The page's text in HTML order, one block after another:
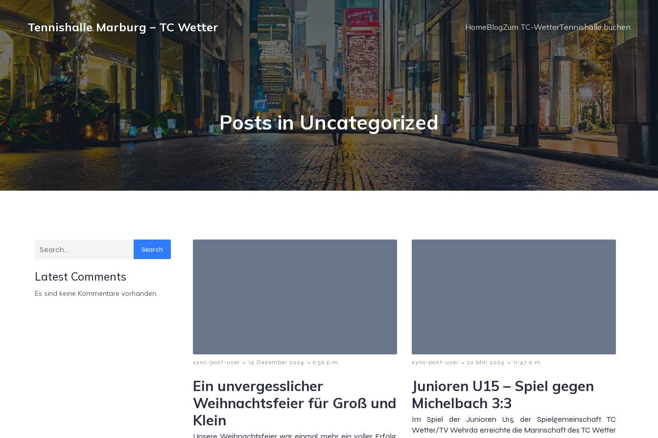
Tennishalle Marburg – TC Wetter HomeBlogZum TC-WetterTennishalle buchen
Posts in Uncategorized
Search
Latest Comments
Es sind keine Kommentare vorhanden.
sync-post-user - 14 Dezember 2024 - 6:56 p.m.
Ein unvergesslicher
Weihnachtsfeier für Groß und
Klein
Unsere Weihnachtsfeier war einmal mehr ein voller Erfolg.
sync-post-user - 22 Mai 2024 - 11:47 a.m.
Junioren U15 – Spiel gegen
Michelbach 3:3
Im Spiel der Junioren U15 der Spielgemeinschaft TC
Wetter/TV Wehrda erreichte die Mannschaft des TC Wetter